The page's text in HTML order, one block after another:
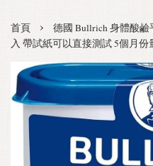
首頁 ›
德國 Bullrich 身體酸鹼
入 帶試紙可以直接測試 5個月份